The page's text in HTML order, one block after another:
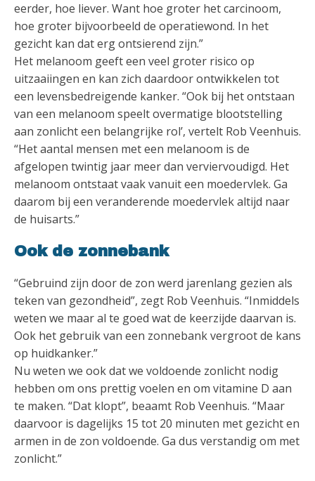
eerder, hoe liever. Want hoe groter het carcinoom,
hoe groter bijvoorbeeld de operatiewond. In het
gezicht kan dat erg ontsierend zijn.”
Het melanoom geeft een veel groter risico op
uitzaaiingen en kan zich daardoor ontwikkelen tot
een levensbedreigende kanker. “Ook bij het ontstaan
van een melanoom speelt overmatige blootstelling
aan zonlicht een belangrijke rol’, vertelt Rob Veenhuis.
“Het aantal mensen met een melanoom is de
afgelopen twintig jaar meer dan verviervoudigd. Het
melanoom ontstaat vaak vanuit een moedervlek. Ga
daarom bij een veranderende moedervlek altijd naar
de huisarts.”
Ook de zonnebank
“Gebruind zijn door de zon werd jarenlang gezien als
teken van gezondheid”, zegt Rob Veenhuis. “Inmiddels
weten we maar al te goed wat de keerzijde daarvan is.
Ook het gebruik van een zonnebank vergroot de kans
op huidkanker.”
Nu weten we ook dat we voldoende zonlicht nodig
hebben om ons prettig voelen en om vitamine D aan
te maken. “Dat klopt”, beaamt Rob Veenhuis. “Maar
daarvoor is dagelijks 15 tot 20 minuten met gezicht en
armen in de zon voldoende. Ga dus verstandig om met
zonlicht.”